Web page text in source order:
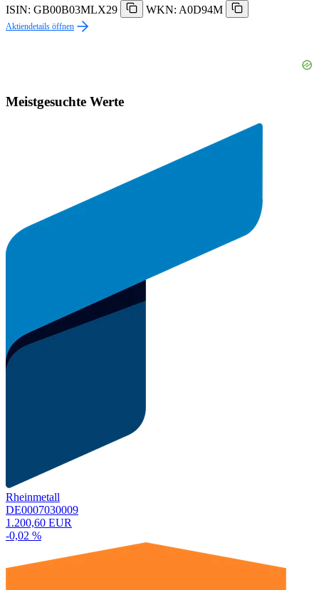
ISIN: GB00B03MLX29
WKN: A0D94M
Aktiendetails öffnen
Meistgesuchte Werte
Rheinmetall
DE0007030009
1.200,60 EUR
-0,02 %